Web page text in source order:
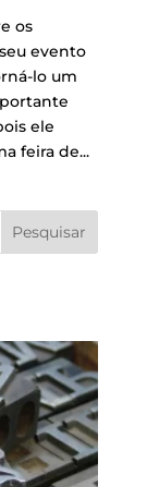
os
evento
lo um
ele
feira de...
Pesquisar